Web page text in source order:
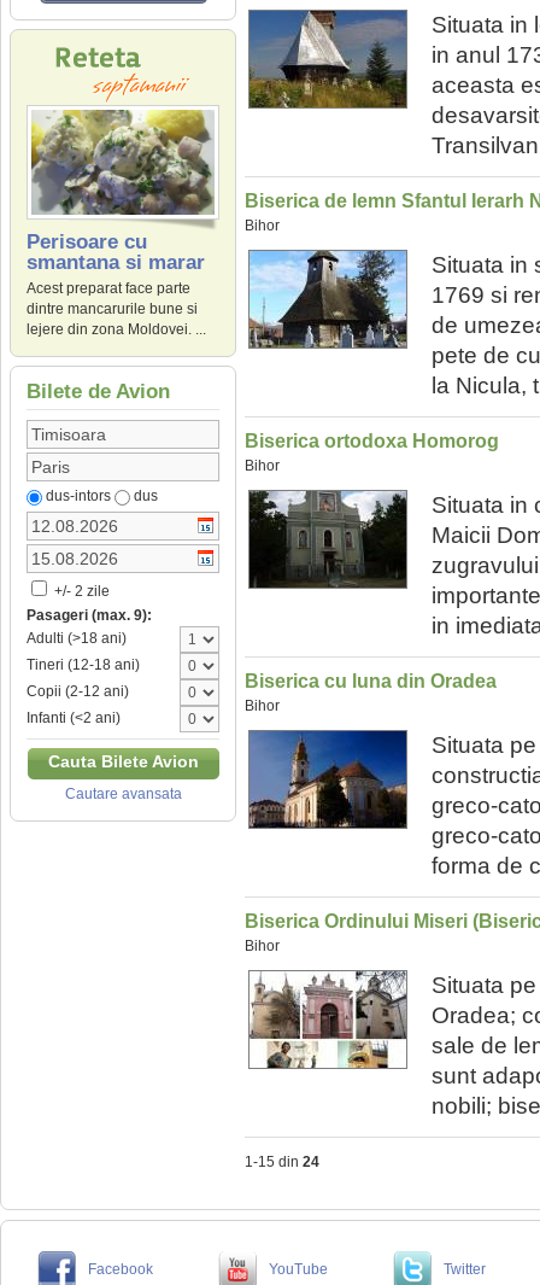
Perisoare cu
smantana si marar
Acest preparat face parte
dintre mancarurile bune si
lejere din zona Moldovei. ...
Bilete de Avion
dus-intors dus
+/- 2 zile
Pasageri (max. 9):
Adulti (>18 ani)
Tineri (12-18 ani)
Copii (2-12 ani)
Infanti (<2 ani)
Cauta Bilete Avion
Cautare avansata
Situata in
in anul
aceasta
Biserica de lemn Sfantul Ierarh
Bihor
Situata in
1769 si
de
pete de
la Nicula,
Biserica ortodoxa Homorog
Bihor
Situata in
Maicii
in
Biserica cu luna din Oradea
Bihor
Situata
greco-
greco-
forma de
Biserica Ordinului Miseri
Bihor
Situata
Oradea;
sale de
sunt
nobili;
1-15 din 24
Facebook YouTube Twitter